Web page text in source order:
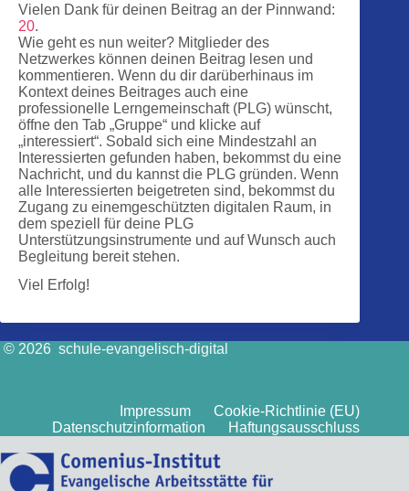
Vielen Dank für deinen Beitrag an der Pinnwand:
20.
Wie geht es nun weiter? Mitglieder des
Netzwerkes können deinen Beitrag lesen und
kommentieren. Wenn du dir darüberhinaus im
Kontext deines Beitrages auch eine
professionelle Lerngemeinschaft (PLG) wünscht,
öffne den Tab „Gruppe“ und klicke auf
„interessiert“. Sobald sich eine Mindestzahl an
Interessierten gefunden haben, bekommst du eine
Nachricht, und du kannst die PLG gründen. Wenn
alle Interessierten beigetreten sind, bekommst du
Zugang zu einemgeschützten digitalen Raum, in
dem speziell für deine PLG
Unterstützungsinstrumente und auf Wunsch auch
Begleitung bereit stehen.
Viel Erfolg!
© 2026 schule-evangelisch-digital
Impressum
Cookie-Richtlinie (EU)
Datenschutzinformation
Haftungsausschluss